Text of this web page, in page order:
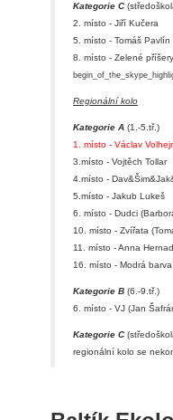
Kategorie C
2. místo - Jiří Kučera
5. místo - Tomáš Pavlín
8. místo - Zelené
Regionální kolo
Kategorie A (1.-5.tř.)
1. místo - Václav
3.místo - Vojtěch Tollar
4.místo -
5.místo - Jakub Lukeš
6. místo - Dudci
10. místo - Zvířata
11. místo - Anna
16. místo - Modrá
Kategorie B (6.-9.tř.)
6. místo - VJ (Jan
Kategorie C
regionální kolo se